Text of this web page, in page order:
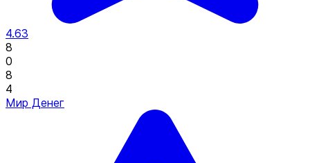
4.63
8
0
8
4
Мир Денег